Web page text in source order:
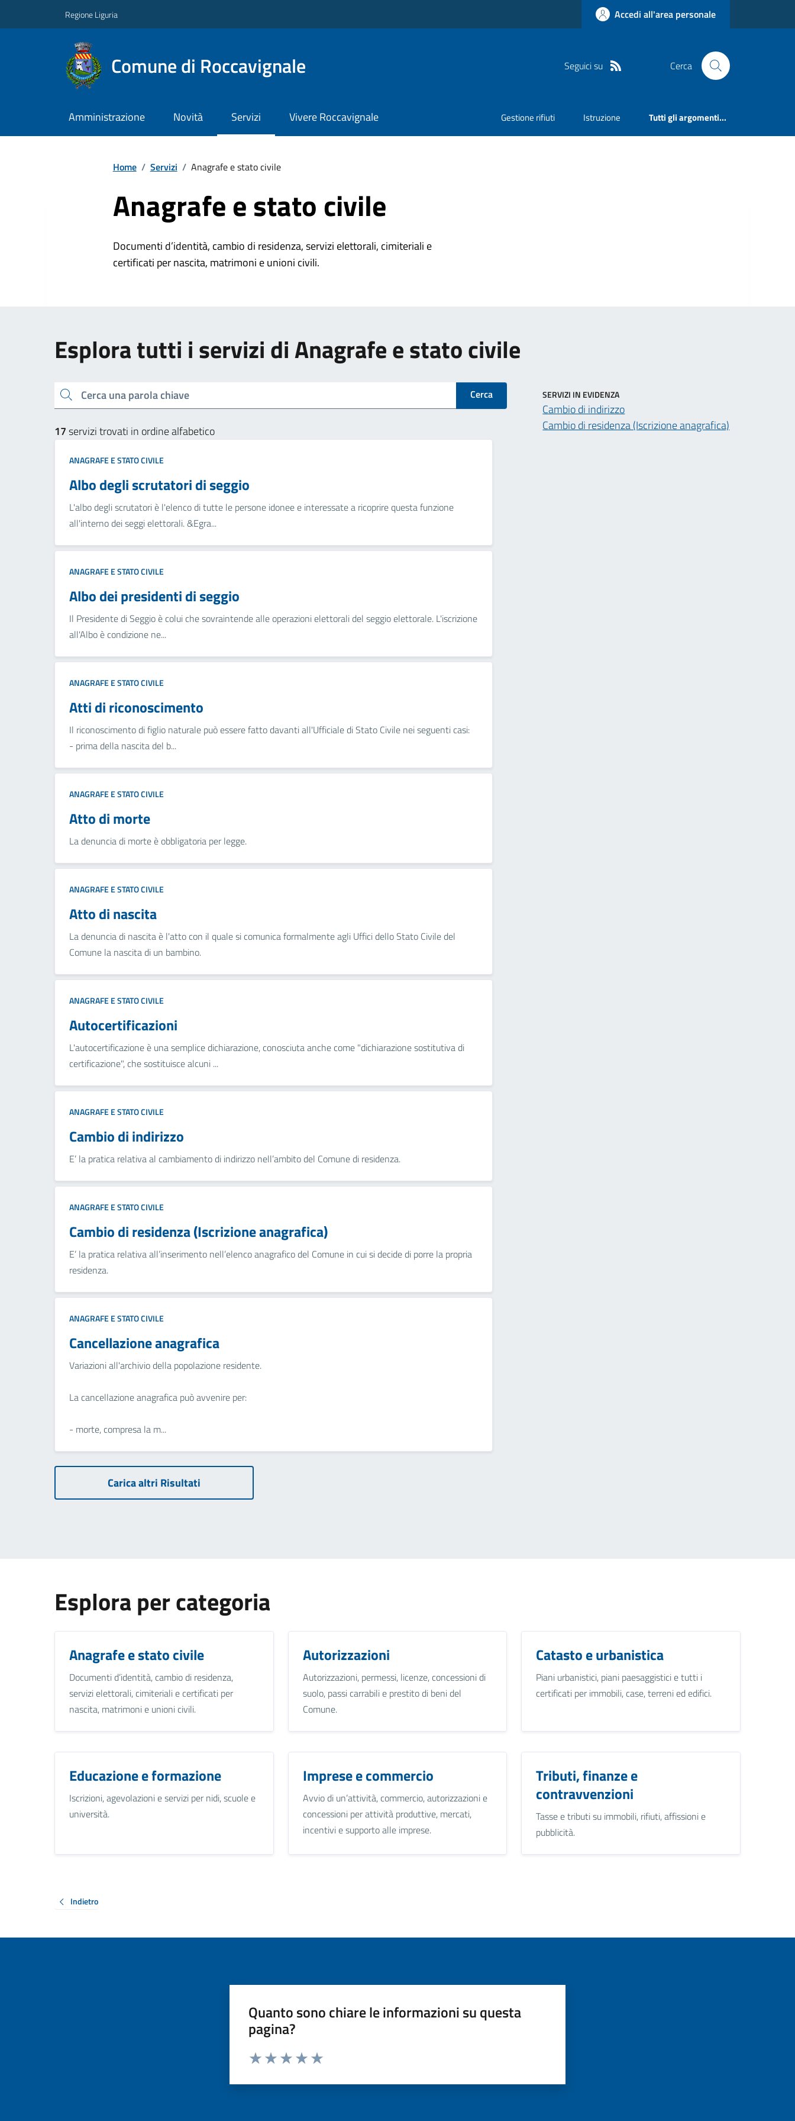
Regione Liguria Accedi all'area personale
Comune di Roccavignale Seguici su Cerca
Amministrazione Novità Servizi Vivere Roccavignale Gestione rifiuti Istruzione Tutti gli argomenti...
Home / Servizi / Anagrafe e stato civile
Anagrafe e stato civile
Documenti d’identità, cambio di residenza, servizi elettorali, cimiteriali e
certificati per nascita, matrimoni e unioni civili.
Esplora tutti i servizi di Anagrafe e stato civile
Cerca una parola chiave Cerca
17servizi trovati in ordine alfabetico
ANAGRAFE E STATO CIVILE
Albo degli scrutatori di seggio
L'albo degli scrutatori è l'elenco di tutte le persone idonee e interessate a ricoprire questa funzione
all'interno dei seggi elettorali. &Egra...
ANAGRAFE E STATO CIVILE
Albo dei presidenti di seggio
Il Presidente di Seggio è colui che sovraintende alle operazioni elettorali del seggio elettorale. L'iscrizione
all'Albo è condizione ne...
ANAGRAFE E STATO CIVILE
Atti di riconoscimento
Il riconoscimento di figlio naturale può essere fatto davanti all'Ufficiale di Stato Civile nei seguenti casi:
- prima della nascita del b...
ANAGRAFE E STATO CIVILE
Atto di morte
La denuncia di morte è obbligatoria per legge.
ANAGRAFE E STATO CIVILE
Atto di nascita
La denuncia di nascita è l'atto con il quale si comunica formalmente agli Uffici dello Stato Civile del
Comune la nascita di un bambino.
ANAGRAFE E STATO CIVILE
Autocertificazioni
L'autocertificazione è una semplice dichiarazione, conosciuta anche come "dichiarazione sostitutiva di
certificazione", che sostituisce alcuni ...
ANAGRAFE E STATO CIVILE
Cambio di indirizzo
E’ la pratica relativa al cambiamento di indirizzo nell’ambito del Comune di residenza.
ANAGRAFE E STATO CIVILE
Cambio di residenza (Iscrizione anagrafica)
E’ la pratica relativa all’inserimento nell’elenco anagrafico del Comune in cui si decide di porre la propria
residenza.
ANAGRAFE E STATO CIVILE
Cancellazione anagrafica
Variazioni all'archivio della popolazione residente.
La cancellazione anagrafica può avvenire per:
- morte, compresa la m...
Carica altri Risultati
SERVIZI IN EVIDENZA
Cambio di indirizzo
Cambio di residenza (Iscrizione anagrafica)
Esplora per categoria
Anagrafe e stato civile
Documenti d’identità, cambio di residenza,
servizi elettorali, cimiteriali e certificati per
nascita, matrimoni e unioni civili.
Autorizzazioni
Autorizzazioni, permessi, licenze, concessioni di
suolo, passi carrabili e prestito di beni del
Comune.
Catasto e urbanistica
Piani urbanistici, piani paesaggistici e tutti i
certificati per immobili, case, terreni ed edifici.
Educazione e formazione
Iscrizioni, agevolazioni e servizi per nidi, scuole e
università.
Imprese e commercio
Avvio di un’attività, commercio, autorizzazioni e
concessioni per attività produttive, mercati,
incentivi e supporto alle imprese.
Tributi, finanze e
contravvenzioni
Tasse e tributi su immobili, rifiuti, affissioni e
pubblicità.
Indietro
Quanto sono chiare le informazioni su questa
pagina?
Valuta da 1 a 5 stelle la pagina